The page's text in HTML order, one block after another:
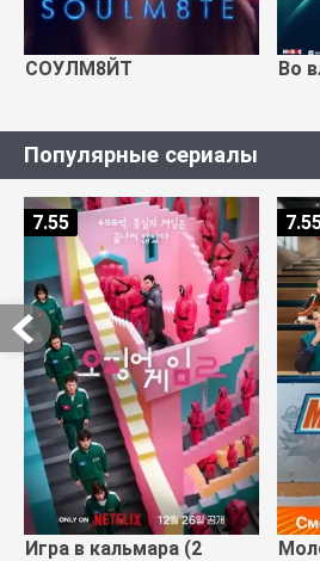
СОУЛМ8ЙТ Во
Популярные сериалы
Игра в кальмара (2
7.55